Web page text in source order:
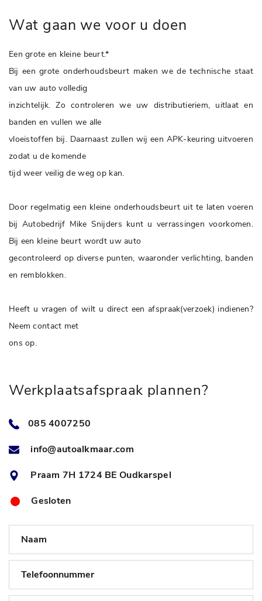
Wat gaan we voor u doen
Een grote en kleine beurt.*
Bij een grote onderhoudsbeurt maken we de technische staat
van uw auto volledig
inzichtelijk. Zo controleren we uw distributieriem, uitlaat en
banden en vullen we alle
vloeistoffen bij. Daarnaast zullen wij een APK-keuring uitvoeren
zodat u de komende
tijd weer veilig de weg op kan.
Door regelmatig een kleine onderhoudsbeurt uit te laten voeren
bij Autobedrijf Mike Snijders kunt u verrassingen voorkomen.
Bij een kleine beurt wordt uw auto
gecontroleerd op diverse punten, waaronder verlichting, banden
en remblokken.
Heeft u vragen of wilt u direct een afspraak(verzoek) indienen?
Neem contact met
ons op.
Werkplaatsafspraak plannen?
085 4007250
info@autoalkmaar.com
Praam 7H 1724 BE Oudkarspel
Gesloten